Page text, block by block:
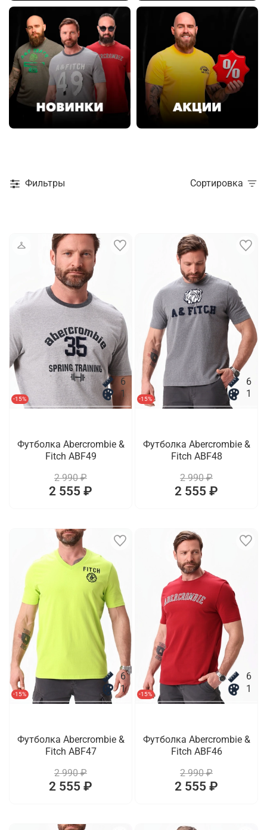
Фильтры Сортировка
-15%
6
1
Футболка Abercrombie &
Fitch ABF49
2 990 ₽
2 555 ₽
-15%
6
1
Футболка Abercrombie &
Fitch ABF48
2 990 ₽
2 555 ₽
-15%
6
1
Футболка Abercrombie &
Fitch ABF47
2 990 ₽
2 555 ₽
-15%
6
1
Футболка Abercrombie &
Fitch ABF46
2 990 ₽
2 555 ₽